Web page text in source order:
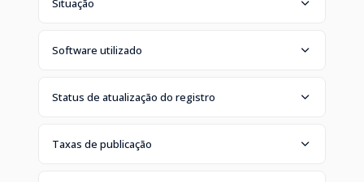
Software utilizado
Status de atualização do registro
Taxas de publicação